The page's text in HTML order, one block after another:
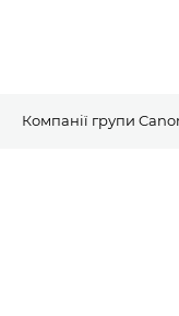
Компанії групи